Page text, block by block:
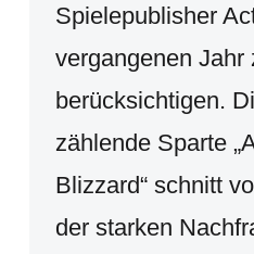
Spielepublisher
vergangenen Jahr
berücksichtigen.
zählende Sparte
Blizzard“ schnitt
der starken